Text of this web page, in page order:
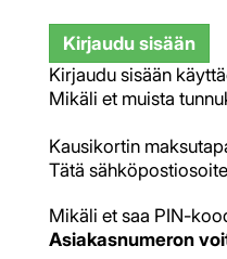
Kirjaudu sisään
Kirjaudu sisään
Mikäli et muista
Kausikortin
Tätä
Mikäli et saa PIN-
Asiakasnumeron